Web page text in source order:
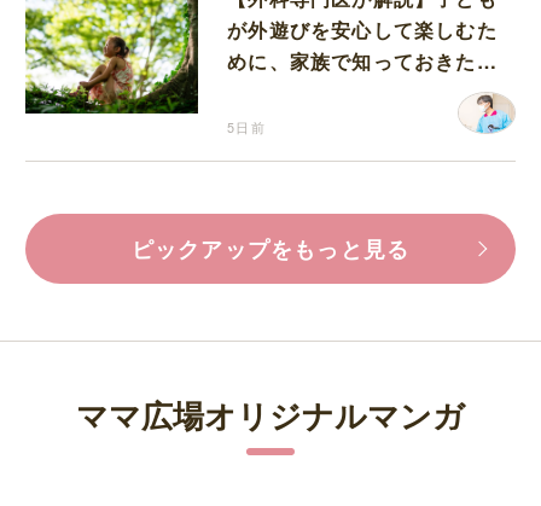
が外遊びを安心して楽しむた
めに、家族で知っておきたい
5日前
ピックアップをもっと見る
ママ広場オリジナルマンガ